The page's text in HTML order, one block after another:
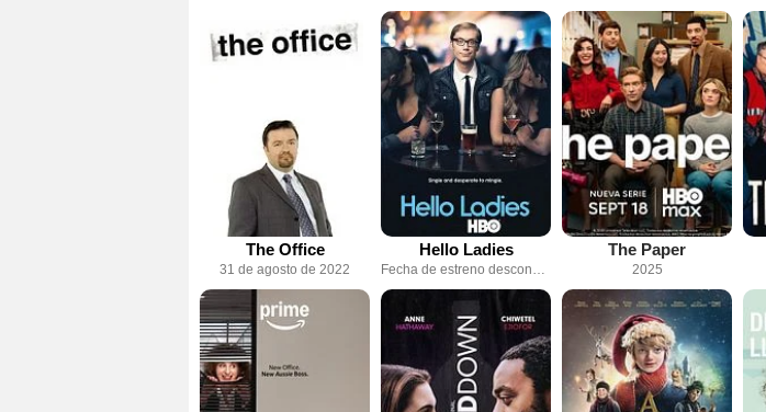
The Office
31 de agosto de 2022
Hello Ladies
Fecha de estreno desconocida
The Paper
2025